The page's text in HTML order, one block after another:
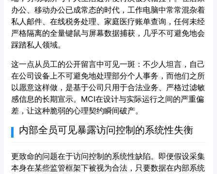
办公、移动办公已成常态的时代，工作电脑中常常混杂着
私人邮件、在线税务处理、家庭医疗账单查询，任何未经
严格隔离的全量键鼠与屏幕数据捕获，几乎不可避免地会
踩踏私人领域。
这一点从员工的公开留言中可见一斑：不少人坦言，自己
在公司设备上不可避免地处理部分个人事务，而他们之所
以愿意这样做，是基于公司只用于合法业务、严格过滤敏
感信息的长期宣示。MCI在设计与实际运行之间的严重偏
差，让这种脆弱的心理契约瞬间破产。
内部全员可见暴露访问控制的系统性失衡
更致命的问题在于访问控制的系统性缺陷。即便假设采集
本身在某些监管框架下被视为合法，只要数据在内部系统